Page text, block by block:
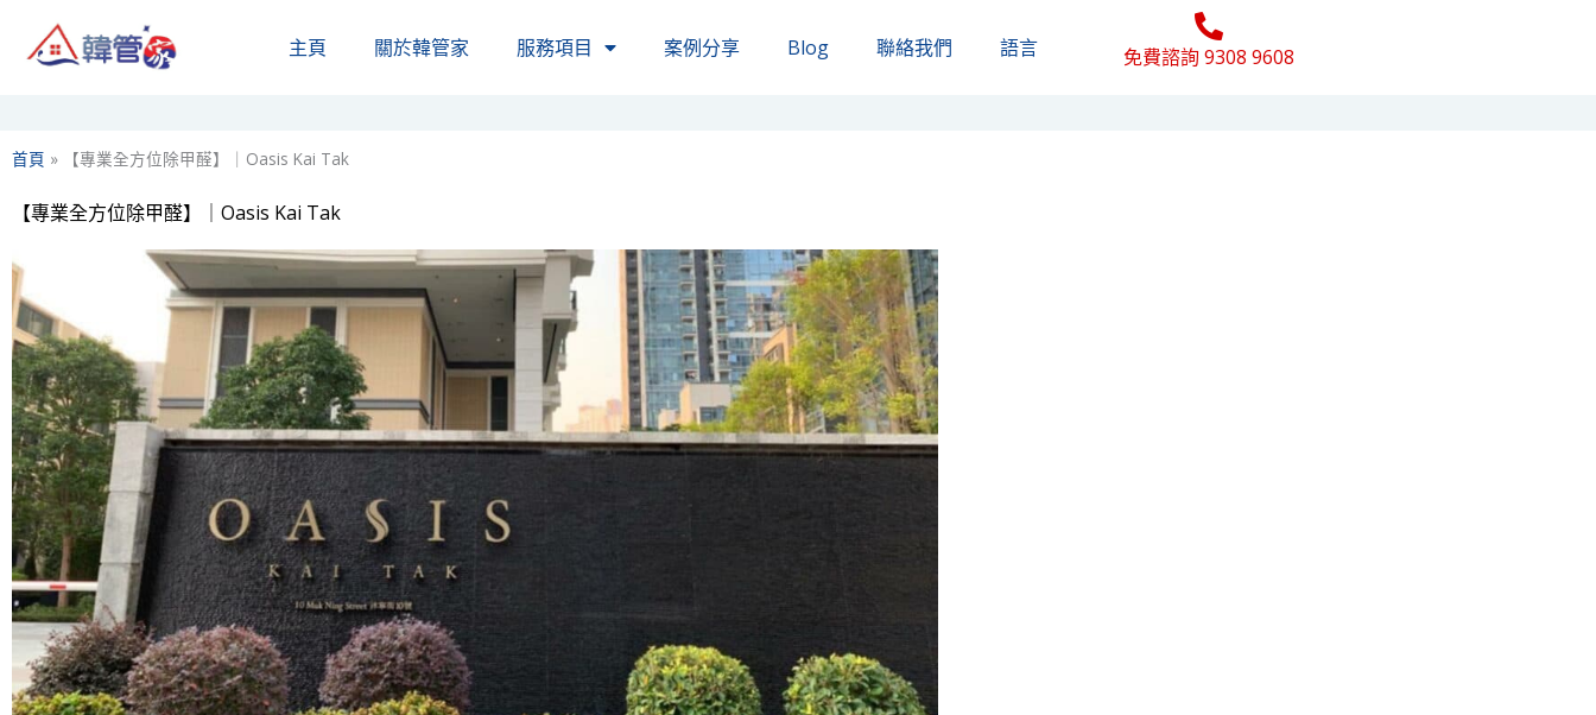
主頁 關於韓管家​ 服務項目 案例分享 Blog 聯絡我們 語言 免費諮詢 9308 9608
首頁 » 【專業全方位除甲醛】｜Oasis Kai Tak
【專業全方位除甲醛】｜Oasis Kai Tak